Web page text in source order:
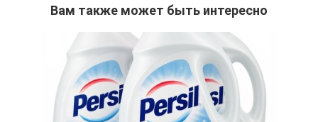
Вам также может быть интересно